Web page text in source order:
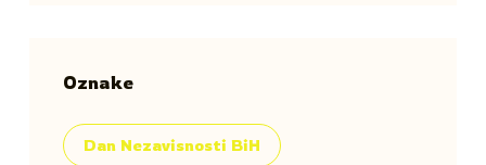
Oznake
Dan Nezavisnosti BiH